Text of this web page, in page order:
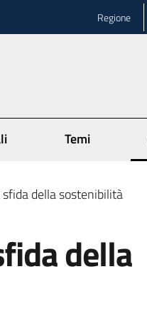
Regione
Temi
della sostenibilità
della